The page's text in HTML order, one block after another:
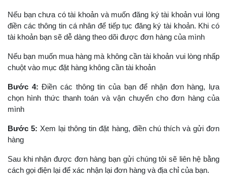
Nếu bạn chưa có tài khoản và muốn đăng ký tài khoản vui lòng
điền các thông tin cá nhân để tiếp tục đăng ký tài khoản. Khi có
tài khoản bạn sẽ dễ dàng theo dõi được đơn hàng của mình
Nếu bạn muốn mua hàng mà không cần tài khoản vui lòng nhấp
chuột vào mục đặt hàng không cần tài khoản
Bước 4: Điền các thông tin của bạn để nhận đơn hàng, lựa
chọn hình thức thanh toán và vận chuyển cho đơn hàng của
mình
Bước 5: Xem lại thông tin đặt hàng, điền chú thích và gửi đơn
hàng
Sau khi nhận được đơn hàng bạn gửi chúng tôi sẽ liên hệ bằng
cách gọi điện lại để xác nhận lại đơn hàng và địa chỉ của bạn.